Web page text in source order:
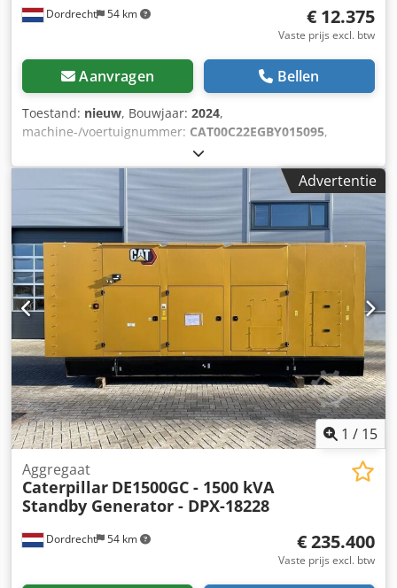
Dordrecht 54 km € 12.375
Vaste prijs excl. btw
Aanvragen Bellen
Toestand: nieuw, Bouwjaar: 2024,
machine-/voertuignummer: CAT00C22EGBY015095,
, motorfabrikant:
Toepassingsgebied: Bouwsector Leeggewicht: 706 kg
Dedpfx Aozc Dvyscrskr Generatorvermogen: 18 kVA
Afmetingen laadruimte: 171 x 88 x 127 cm CE-markering: ja
Watertankinhoud: 55 l Land van herkomst: CN Neem
contact op met Team DPX voor meer informatie. = Extra
opties en accessoires = - Accu - Bedieningspaneel - Stalen
dak - Tankwagen
Advertentie
1 / 15
Dordrecht 54 km
Aggregaat
Caterpillar DE1500GC - 1500 kVA
Standby Generator - DPX-18228
€ 235.400
Vaste prijs excl. btw